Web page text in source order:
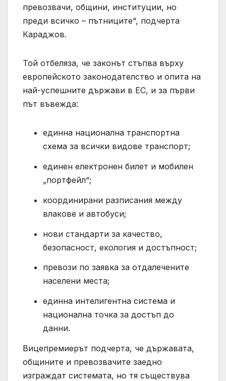
превозвачи, общини, институции, но
преди всичко – пътниците“, подчерта
Караджов.
Той отбеляза, че законът стъпва върху
европейското законодателство и опита на
най-успешните държави в ЕС, и за първи
път въвежда:
единна национална транспортна
схема за всички видове транспорт;
единен електронен билет и мобилен
„портфейл“;
координирани разписания между
влакове и автобуси;
нови стандарти за качество,
безопасност, екология и достъпност;
превози по заявка за отдалечените
населени места;
единна интелигентна система и
национална точка за достъп до
данни.
Вицепремиерът подчерта, че държавата,
общините и превозвачите заедно
изграждат системата, но тя съществува